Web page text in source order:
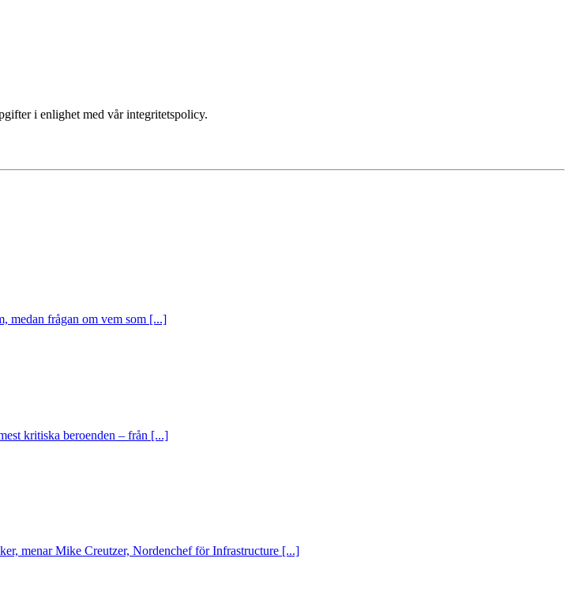
i enlighet med vår integritetspolicy.
medan frågan om vem som [...]
kritiska beroenden – från [...]
menar Mike Creutzer, Nordenchef för Infrastructure [...]